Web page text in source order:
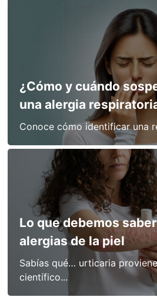
¿Cómo y cuándo
una alergia
Conoce cómo identificar una
Lo que debemos
alergias de la piel
Sabías qué… urticaria
científico...